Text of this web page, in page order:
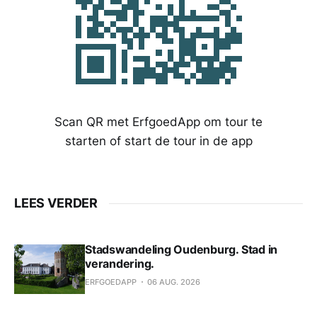
Scan QR met ErfgoedApp om tour te
starten of start de tour in de app
LEES VERDER
Stadswandeling Oudenburg. Stad in
verandering.
ERFGOEDAPP 06 AUG. 2026